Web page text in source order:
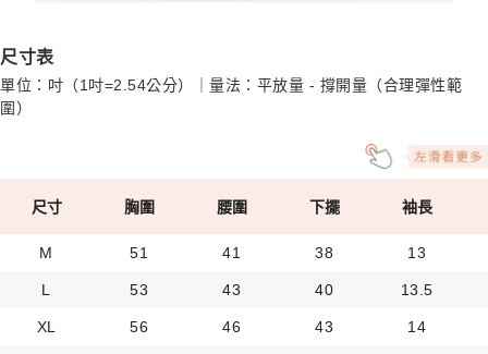
尺寸表
單位：吋（1吋=2.54公分）｜量法：平放量 - 撐開量（合理彈性範
圍）
尺寸 胸圍 腰圍 下擺 袖長
M 51 41 38 13
L 53 43 40 13.5
XL 56 46 43 14